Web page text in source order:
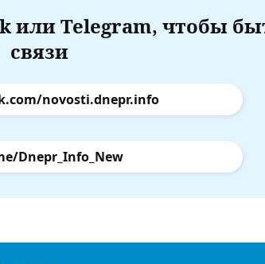
Telegram, чтобы
связи
novosti.dnepr.info
Dnepr_Info_New